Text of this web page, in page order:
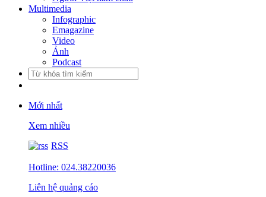
Multimedia
Infographic
Emagazine
Video
Ảnh
Podcast
Mới nhất
Xem nhiều
RSS
Hotline: 024.38220036
Liên hệ quảng cáo